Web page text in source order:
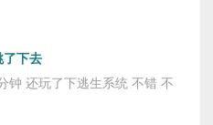
了下去
钟 还玩了下逃生系统 不错 不